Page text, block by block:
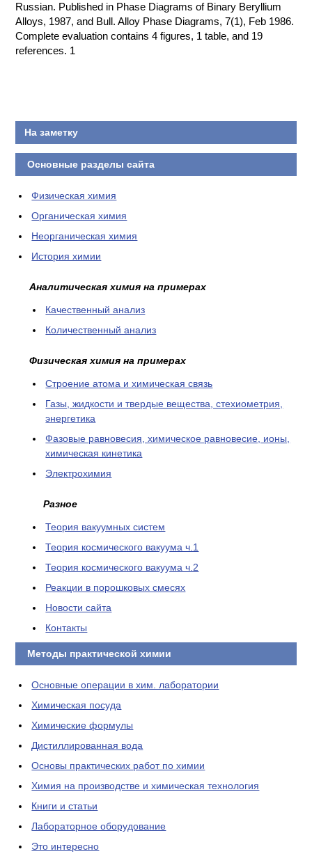
Russian. Published in Phase Diagrams of Binary Beryllium
Alloys, 1987, and Bull. Alloy Phase Diagrams, 7(1), Feb 1986.
Complete evaluation contains 4 figures, 1 table, and 19
references. 1
На заметку
Основные разделы сайта
Физическая химия
Органическая химия
Неорганическая химия
История химии
Аналитическая химия на примерах
Качественный анализ
Количественный анализ
Физическая химия на примерах
Cтроение атома и химическая связь
Газы, жидкости и твердые вещества, стехиометрия,
энергетика
Фазовые равновесия, химическое равновесие, ионы,
химическая кинетика
Электрохимия
Разное
Теория вакуумных систем
Теория космического вакуума ч.1
Теория космического вакуума ч.2
Реакции в порошковых смесях
Новости сайта
Контакты
Методы практической химии
Основные операции в хим. лаборатории
Химическая посуда
Химические формулы
Дистиллированная вода
Основы практических работ по химии
Химия на производстве и химическая технология
Книги и статьи
Лабораторное оборудование
Это интересно